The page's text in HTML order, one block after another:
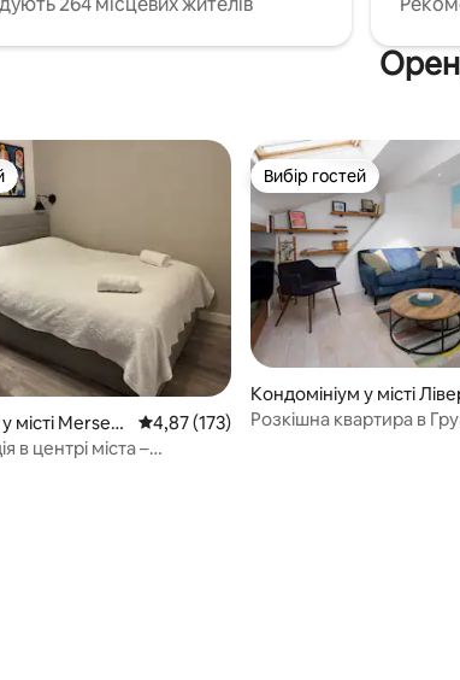
місті Merseys
Середня оцінка: 4,87 з 5, відгуки: 173
4,87 (173)
в центрі міста –
Вибір гостей
Вибір гостей
Кондомініум у місті
ль
Розкішна квартира в